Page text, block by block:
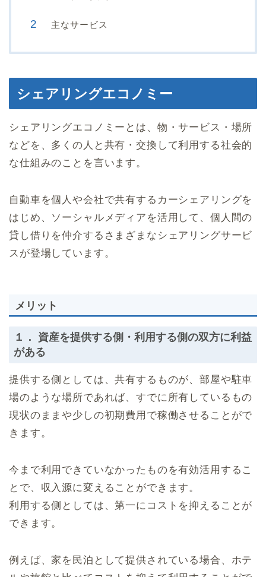
主なサービス
シェアリングエコノミー
シェアリングエコノミーとは、物・サービス・場所
などを、多くの人と共有・交換して利用する社会的
な仕組みのことを言います。
自動車を個人や会社で共有するカーシェアリングを
はじめ、ソーシャルメディアを活用して、個人間の
貸し借りを仲介するさまざまなシェアリングサービ
スが登場しています。
メリット
１． 資産を提供する側・利用する側の双方に利益
がある
提供する側としては、共有するものが、部屋や駐車
場のような場所であれば、すでに所有しているもの
現状のままや少しの初期費用で稼働させることがで
きます。
今まで利用できていなかったものを有効活用するこ
とで、収入源に変えることができます。
利用する側としては、第一にコストを抑えることが
できます。
例えば、家を民泊として提供されている場合、ホテ